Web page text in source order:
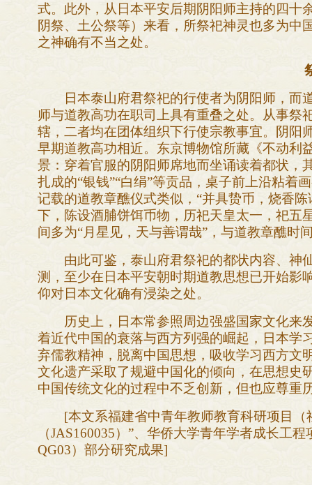
式。此外，从日本平安后期阴阳师主持的四十
阴祭、土公祭等）来看，所祭祀神灵也多为
之神确有不当之处。
日本泰山府君祭祀的行使者为阴阳师，而道
师与道教高功在职司上具有重叠之处。从事祭
辖，二者均在团体组织下行使宗教事宜。阴阳
早期道教高功相近。东京博物馆所藏《不动利
景：穿着官服的阴阳师席地而坐诵读着都状，
扎成的“银钱”“白绢”等贡品，桌子前上沿粘着
记载的道教章醮仪式类似，“并具贽币，烧香
下，陈设酒脯饼饵币物，历祀天皇太一，祀五
间多为“月星见，天与善谓哉”，与道教章醮时
由此可鉴，泰山府君祭祀的都状内容、神
测，至少在日本平安朝时期道教思想已开始影
仰对日本文化确有浸染之处。
历史上，日本常参照周边强盛国家文化来
着近代中国的衰落与西方列强的崛起，日本学
弃儒教精神，脱离中国思想，吸收学习西方文
文化遗产采取了规避中国化的倾向，在思想史
中国传统文化的过程中不乏创新，但也应尊重
[本文系福建省中青年教师教育科研项目
（JAS160035）”、华侨大学青年学者成长工
QG03）部分研究成果]